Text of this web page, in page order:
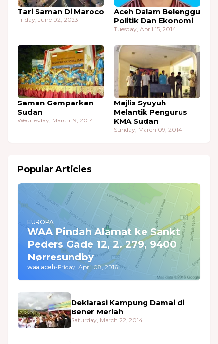
Tari Saman Di Maroco
Friday, June 02, 2023
Aceh Dalam Belenggu
Politik Dan Ekonomi
Tuesday, April 15, 2014
Saman Gemparkan
Sudan
Wednesday, March 19, 2014
Majlis Syuyuh
Melantik Pengurus
KMA Sudan
Sunday, March 09, 2014
Popular Articles
EUROPA
WAA Pindah Alamat ke Sankt
Peders Gade 12, 2. 279, 9400
Nørresundby
waa aceh-Friday, April 08, 2016
Deklarasi Kampung Damai di
Bener Meriah
Saturday, March 22, 2014